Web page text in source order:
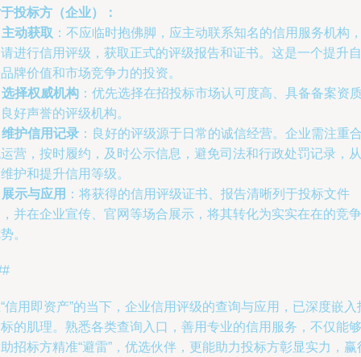
投标方（企业）：
主动获取 ：不应临时抱佛脚，应主动联系知名的信用服务机构
进行信用评级，获取正式的评级报告和证书。这是一个提升自
牌价值和市场竞争力的投资。
选择权威机构 ：优先选择在招投标市场认可度高、具备备案资
好声誉的评级机构。
维护信用记录 ：良好的评级源于日常的诚信经营。企业需注重
营，按时履约，及时公示信息，避免司法和行政处罚记录，从
护和提升信用等级。
展示与应用 ：将获得的信用评级证书、报告清晰列于投标文件
并在企业宣传、官网等场合展示，将其转化为实实在在的竞争
。
信用即资产”的当下，企业信用评级的查询与应用，已深度嵌入
的肌理。熟悉各类查询入口，善用专业的信用服务，不仅能够
招标方精准“避雷”，优选伙伴，更能助力投标方彰显实力，赢